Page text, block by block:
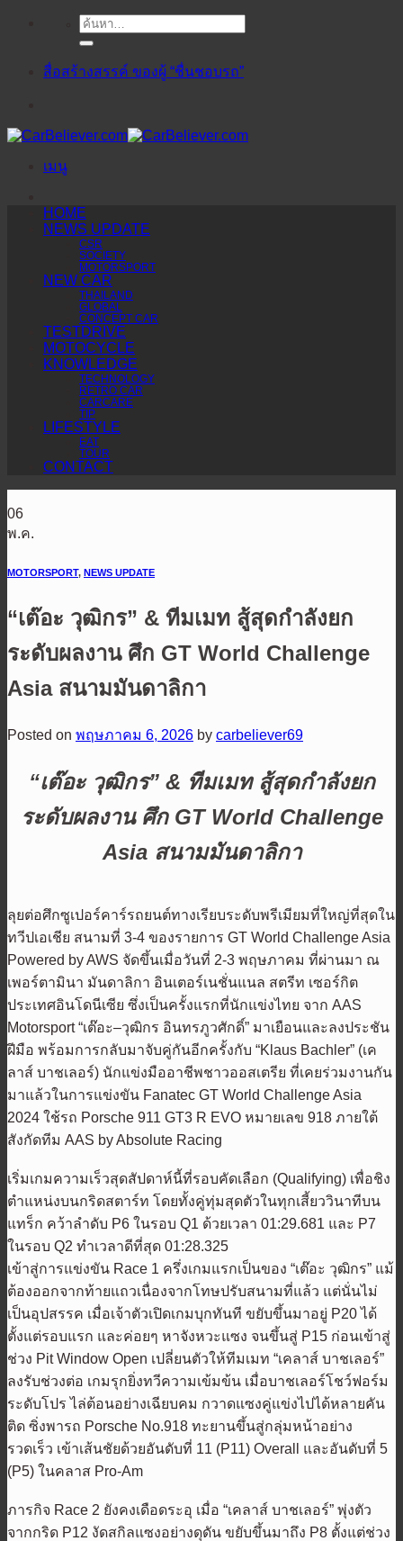
ค้นหา:
สื่อสร้างสรรค์ ของผู้ “ชื่นชอบรถ”
เมนู
HOME
NEWS UPDATE
CSR
SOCIETY
MOTORSPORT
NEW CAR
THAILAND
GLOBAL
CONCEPT CAR
TESTDRIVE
MOTOCYCLE
KNOWLEDGE
TECHNOLOGY
RETRO CAR
CARCARE
TIP
LIFESTYLE
EAT
TOUR
CONTACT
06
พ.ค.
MOTORSPORT, NEWS UPDATE
“เต๊อะ วุฒิกร” & ทีมเมท สู้สุดกำลังยก
ระดับผลงาน ศึก GT World Challenge
Asia สนามมันดาลิกา
Posted on พฤษภาคม 6, 2026 by carbeliever69
“เต๊อะ วุฒิกร” & ทีมเมท สู้สุดกำลังยก
ระดับผลงาน ศึก GT World Challenge
Asia สนามมันดาลิกา
ลุยต่อศึกซูเปอร์คาร์รถยนต์ทางเรียบระดับพรีเมียมที่ใหญ่ที่สุดใน
ทวีปเอเชีย สนามที่ 3-4 ของรายการ GT World Challenge Asia
Powered by AWS จัดขึ้นเมื่อวันที่ 2-3 พฤษภาคม ที่ผ่านมา ณ
เพอร์ตามินา มันดาลิกา อินเตอร์เนชั่นแนล สตรีท เซอร์กิต
ประเทศอินโดนีเซีย ซึ่งเป็นครั้งแรกที่นักแข่งไทย จาก AAS
Motorsport “เต๊อะ–วุฒิกร อินทรภูวศักดิ์” มาเยือนและลงประชัน
ฝีมือ พร้อมการกลับมาจับคู่กันอีกครั้งกับ “Klaus Bachler” (เค
ลาส์ บาชเลอร์) นักแข่งมืออาชีพชาวออสเตรีย ที่เคยร่วมงานกัน
มาแล้วในการแข่งขัน Fanatec GT World Challenge Asia
2024 ใช้รถ Porsche 911 GT3 R EVO หมายเลข 918 ภายใต้
สังกัดทีม AAS by Absolute Racing
เริ่มเกมความเร็วสุดสัปดาห์นี้ที่รอบคัดเลือก (Qualifying) เพื่อชิง
ตำแหน่งบนกริดสตาร์ท โดยทั้งคู่ทุ่มสุดตัวในทุกเสี้ยววินาทีบน
แทร็ก คว้าลำดับ P6 ในรอบ Q1 ด้วยเวลา 01:29.681 และ P7
ในรอบ Q2 ทำเวลาดีที่สุด 01:28.325
เข้าสู่การแข่งขัน Race 1 ครึ่งเกมแรกเป็นของ “เต๊อะ วุฒิกร” แม้
ต้องออกจากท้ายแถวเนื่องจากโทษปรับสนามที่แล้ว แต่นั่นไม่
เป็นอุปสรรค เมื่อเจ้าตัวเปิดเกมบุกทันที ขยับขึ้นมาอยู่ P20 ได้
ตั้งแต่รอบแรก และค่อยๆ หาจังหวะแซง จนขึ้นสู่ P15 ก่อนเข้าสู่
ช่วง Pit Window Open เปลี่ยนตัวให้ทีมเมท “เคลาส์ บาชเลอร์”
ลงรับช่วงต่อ เกมรุกยิ่งทวีความเข้มข้น เมื่อบาชเลอร์โชว์ฟอร์ม
ระดับโปร ไล่ต้อนอย่างเฉียบคม กวาดแซงคู่แข่งไปได้หลายคัน
ติด ซิ่งพารถ Porsche No.918 ทะยานขึ้นสู่กลุ่มหน้าอย่าง
รวดเร็ว เข้าเส้นชัยด้วยอันดับที่ 11 (P11) Overall และอันดับที่ 5
(P5) ในคลาส Pro-Am
ภารกิจ Race 2 ยังคงเดือดระอุ เมื่อ “เคลาส์ บาชเลอร์” พุ่งตัว
จากกริด P12 งัดสกิลแซงอย่างดุดัน ขยับขึ้นมาถึง P8 ตั้งแต่ช่วง